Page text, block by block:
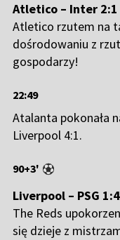
Atletico – Inter 2:1
Atletico rzutem na
dośrodowaniu z
gospodarzy!
22:49
Atalanta pokonała
Liverpool 4:1.
90+3'
Liverpool – PSG 1:4
The Reds
się dzieje z